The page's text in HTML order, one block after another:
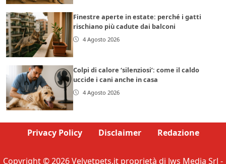
Finestre aperte in estate: perché i gatti
rischiano più cadute dai balconi
4 Agosto 2026
Colpi di calore ‘silenziosi’: come il caldo
uccide i cani anche in casa
4 Agosto 2026
Privacy Policy Disclaimer Redazione
Copyright © 2026 Velvetpets.it proprietà di Jws Media Srl -